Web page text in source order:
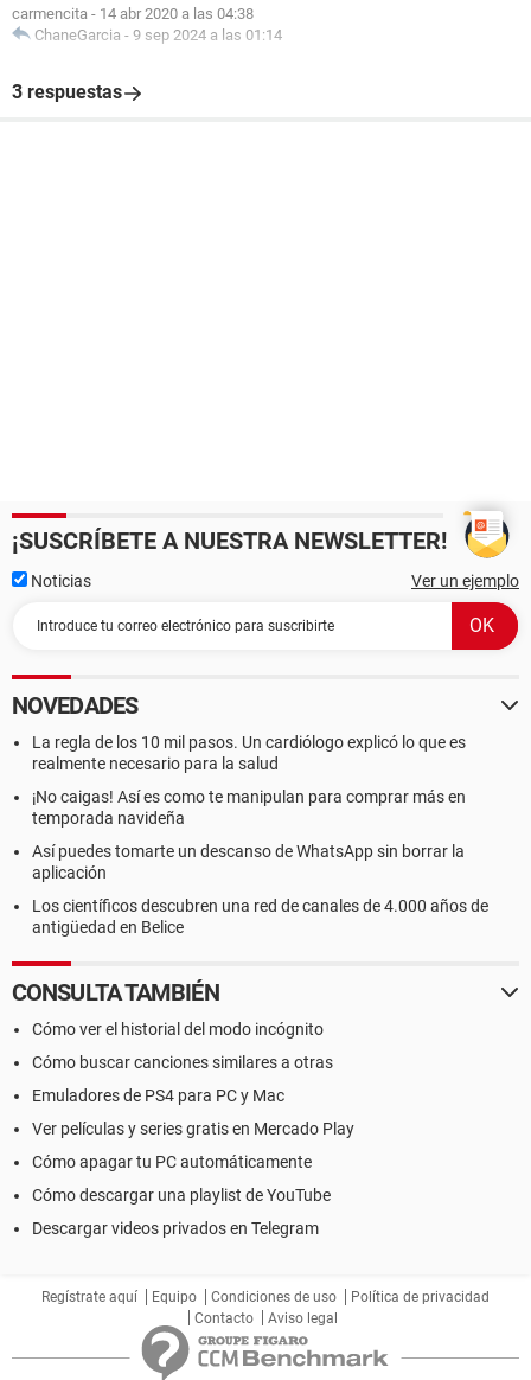
carmencita - 14 abr 2020 a las 04:38
ChaneGarcia - 9 sep 2024 a las 01:14
3 respuestas
¡SUSCRÍBETE A NUESTRA NEWSLETTER!
Noticias Ver un ejemplo
NOVEDADES
La regla de los 10 mil pasos. Un cardiólogo explicó lo que es
realmente necesario para la salud
¡No caigas! Así es como te manipulan para comprar más en
temporada navideña
Así puedes tomarte un descanso de WhatsApp sin borrar la
aplicación
Los científicos descubren una red de canales de 4.000 años de
antigüedad en Belice
CONSULTA TAMBIÉN
Cómo ver el historial del modo incógnito
Cómo buscar canciones similares a otras
Emuladores de PS4 para PC y Mac
Ver películas y series gratis en Mercado Play
Cómo apagar tu PC automáticamente
Cómo descargar una playlist de YouTube
Descargar videos privados en Telegram
Regístrate aquí Equipo Condiciones de uso
Política de privacidad
Contacto
Aviso legal